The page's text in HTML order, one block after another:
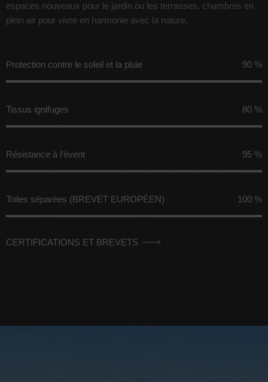
espaces nouveaux pour le jardin ou les terrasses, chambres en
plein air pour vivre en harmonie avec la nature.
Protection contre le soleil et la pluie 90 %
Tissus ignifuges 80 %
Résistance à l'évent 95 %
Toiles séparées (BREVET EUROPÉEN) 100 %
CERTIFICATIONS ET BREVETS